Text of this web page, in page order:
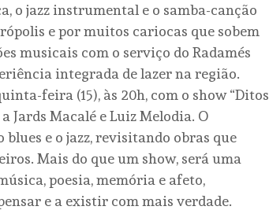
o jazz instrumental e o samba-canção
e por muitos cariocas que sobem
musicais com o serviço do Radamés
integrada de lazer na região.
feira (15), às 20h, com o show “Ditos
Jards Macalé e Luiz Melodia. O
e o jazz, revisitando obras que
Mais do que um show, será uma
poesia, memória e afeto,
e a existir com mais verdade.